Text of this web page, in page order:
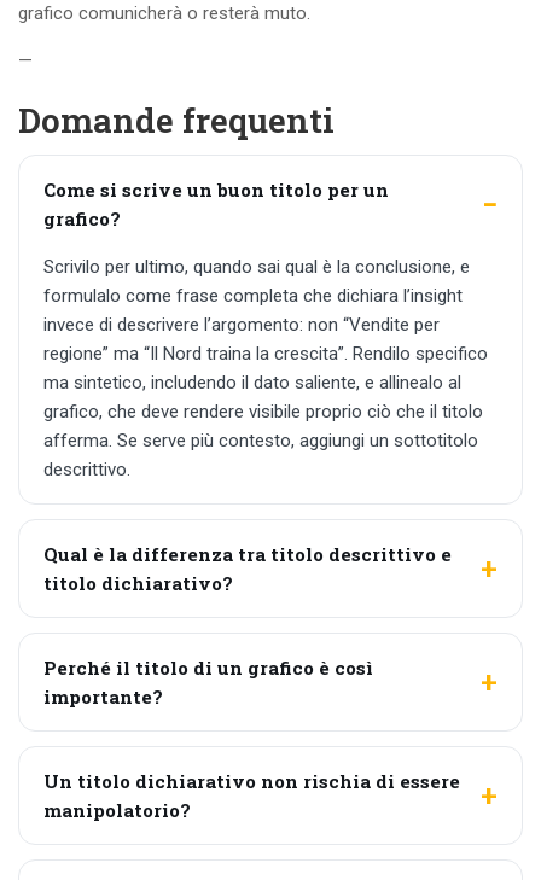
grafico comunicherà o resterà muto.
—
Domande frequenti
Come si scrive un buon titolo per un
grafico?
Scrivilo per ultimo, quando sai qual è la conclusione, e
formulalo come frase completa che dichiara l’insight
invece di descrivere l’argomento: non “Vendite per
regione” ma “Il Nord traina la crescita”. Rendilo specifico
ma sintetico, includendo il dato saliente, e allinealo al
grafico, che deve rendere visibile proprio ciò che il titolo
afferma. Se serve più contesto, aggiungi un sottotitolo
descrittivo.
Qual è la differenza tra titolo descrittivo e
titolo dichiarativo?
Perché il titolo di un grafico è così
importante?
Un titolo dichiarativo non rischia di essere
manipolatorio?